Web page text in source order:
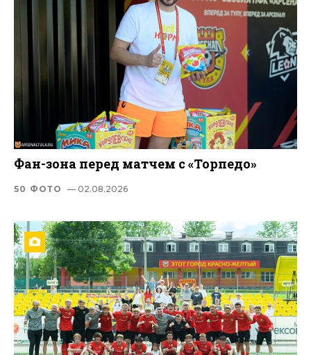
Фан-зона перед матчем с «Торпедо»
50 ФОТО — 02.08.2026